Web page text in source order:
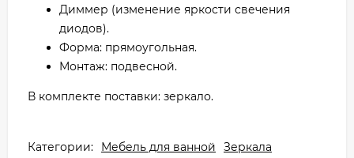
Диммер (изменение яркости свечения
диодов).
Форма: прямоугольная.
Монтаж: подвесной.
В комплекте поставки: зеркало.
Категории: Мебель для ванной Зеркала